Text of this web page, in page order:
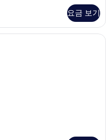
요금 보기
트윈룸 (조식 2인 포함) | 책상, 방음 설